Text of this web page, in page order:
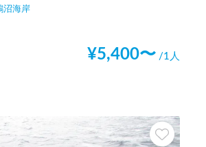
沼海岸
¥5,400〜 /1人